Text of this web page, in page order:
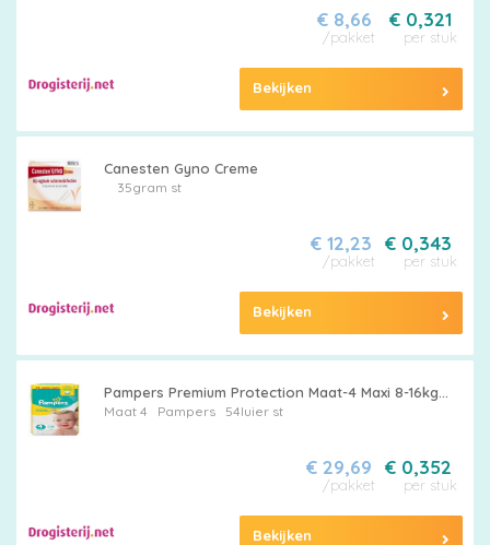
€ 0,321
per stuk
€ 8,66
/pakket
Bekijken
Canesten Gyno Creme
35gram st
€ 0,343
per stuk
€ 12,23
/pakket
Bekijken
Pampers Premium Protection Maat-4 Maxi 8-16kg...
Maat 4 Pampers 54luier st
€ 0,352
per stuk
€ 29,69
/pakket
Bekijken